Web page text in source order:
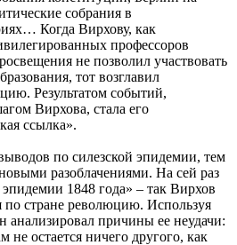
собрания в
Когда Вирхову, как
профессоров
не позволил участвовать
тот возглавил
Результатом событий,
Вирхова, стала его
ссылка».
по силезской эпидемии, тем
разоблачениями. На сей раз
1848 года» – так Вирхов
стране революцию. Используя
причины ее неудачи:
остается ничего другого, как